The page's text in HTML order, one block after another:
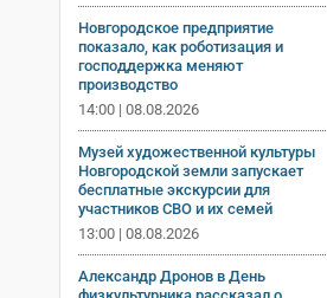
Новгородское предприятие
показало, как роботизация и
господдержка меняют
производство
14:00 | 08.08.2026
Музей художественной культуры
Новгородской земли запускает
бесплатные экскурсии для
участников СВО и их семей
13:00 | 08.08.2026
Александр Дронов в День